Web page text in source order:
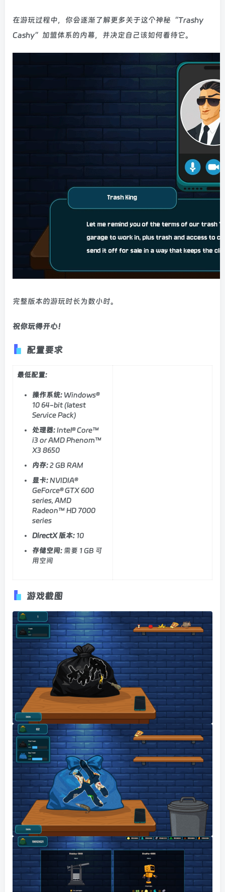
在游玩过程中，你会逐渐了解更多关于这个神秘“Trashy
Cashy”加盟体系的内幕，并决定自己该如何看待它。
完整版本的游玩时长为数小时。
祝你玩得开心！
配置要求
最低配置:
操作系统: Windows®
10 64-bit (latest
Service Pack)
处理器:Intel® Core™
i3 or AMD Phenom™
X3 8650
内存:2 GB RAM
显卡:NVIDIA®
GeForce® GTX 600
series, AMD
Radeon™ HD 7000
series
DirectX 版本: 10
存储空间: 需要 1 GB 可
用空间
游戏截图